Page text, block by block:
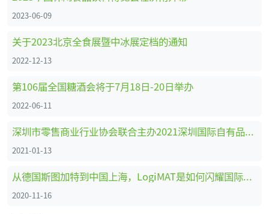
2023-06-09
关于2023北京全食展暨中冰展定档的通知
2022-12-13
第106届全国糖酒会将于7月18日-20日举办
2022-06-11
深圳市零售商业行业协会联合主办2021深圳国际自有品牌展
2021-01-13
从德国斯图加特到中国上海，LogiMAT是如何闪耀国际舞台的
2020-11-16